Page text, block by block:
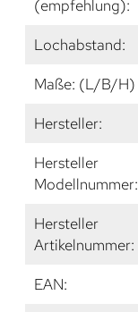
(empfehlung):
Lochabstand:
Maße: (L/B/H)
Hersteller:
Hersteller
Modellnummer:
Hersteller
Artikelnummer:
EAN: